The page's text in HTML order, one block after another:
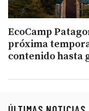
EcoCamp
próxima
contenido hasta